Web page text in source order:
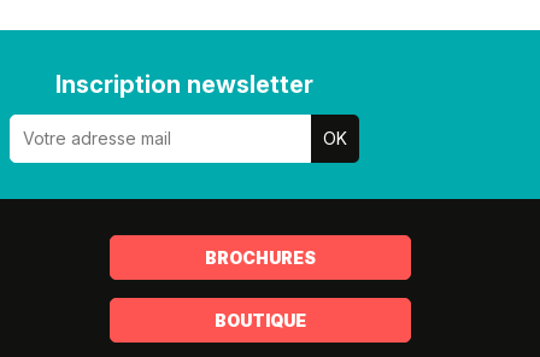
Inscription newsletter
BROCHURES
BOUTIQUE